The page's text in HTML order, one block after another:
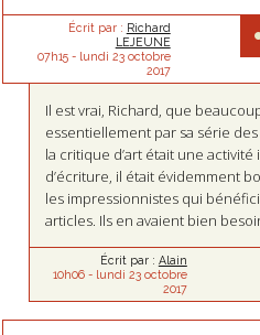
Écrit par : Richard
LEJEUNE
07h15- lundi 23 octobre
2017
Il est vrai, Richard, que
essentiellement par sa série
la critique d’art était une
d’écriture, il était évidemment
les impressionnistes qui
articles. Ils en avaient bien
Écrit par : Alain
10h06- lundi 23 octobre
2017